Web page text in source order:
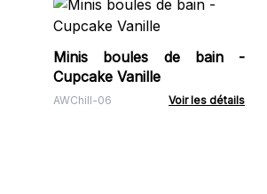
Minis boules de bain -
Cupcake Vanille
AWChill-06 Voir les détails